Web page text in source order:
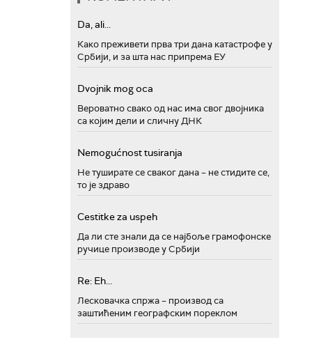
Da, ali...
Како преживети прва три дана катастрофе у
Србији, и за шта нас припрема ЕУ
Dvojnik mog oca
Вероватно свако од нас има свог двојника
са којим дели и сличну ДНК
Nemogućnost tusiranja
Не туширате се сваког дана – не стидите се,
то је здраво
Cestitke za uspeh
Да ли сте знали да се најбоље грамофонске
ручице производе у Србији
Re: Eh...
Лесковачка спржа – производ са
заштићеним географским пореклом